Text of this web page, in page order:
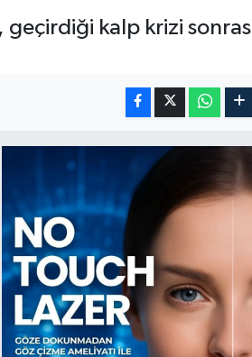
geçirdiği kalp krizi